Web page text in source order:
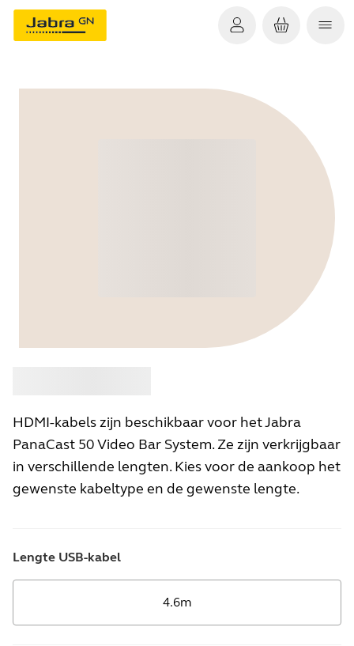
HDMI-kabels zijn beschikbaar voor het Jabra
PanaCast 50 Video Bar System. Ze zijn verkrijgbaar
in verschillende lengten. Kies voor de aankoop het
gewenste kabeltype en de gewenste lengte.
Lengte USB-kabel
4.6m